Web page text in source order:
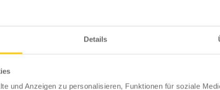
Details
und Anzeigen zu personalisieren, Funktionen für soziale
Kunden sind und bleiben Ihre Kunden